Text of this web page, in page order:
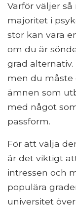
Varför väljer
majoritet i
stor kan vara
om du är
grad alternativ.
men du måste
ämnen som
med något
passform.
För att välja
är det viktigt
intressen och
populära
universitet